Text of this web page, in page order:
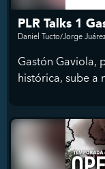
PLR Talks 1
Daniel Tucto/Jorge
Gastón Gaviola,
histórica, sube a